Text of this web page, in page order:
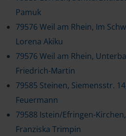
Pamuk
79576 Weil am Rhein, Im
Lorena Akiku
79576 Weil am Rhein,
Friedrich-Martin
79585 Steinen, Siemensstr.
Feuermann
79588 Istein/Efringen-
Franziska Trimpin